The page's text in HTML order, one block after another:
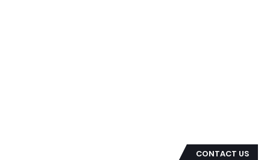
CONTACT US